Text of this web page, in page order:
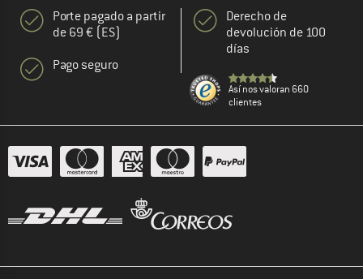
Porte pagado a partir
de 69 € (ES)
Pago seguro
Derecho de
devolución de 100
días
Así nos valoran 660
clientes